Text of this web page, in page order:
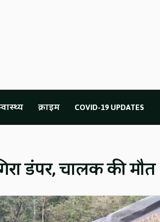
क्राइम COVID-19 UPDATES
डंपर, चालक की मौत